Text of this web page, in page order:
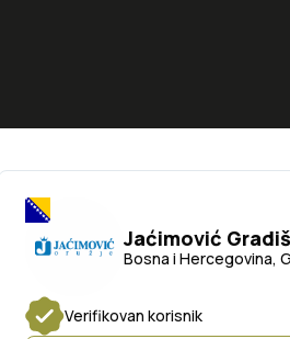
Jaćimović
Bosna i Hercegovina,
Verifikovan korisnik